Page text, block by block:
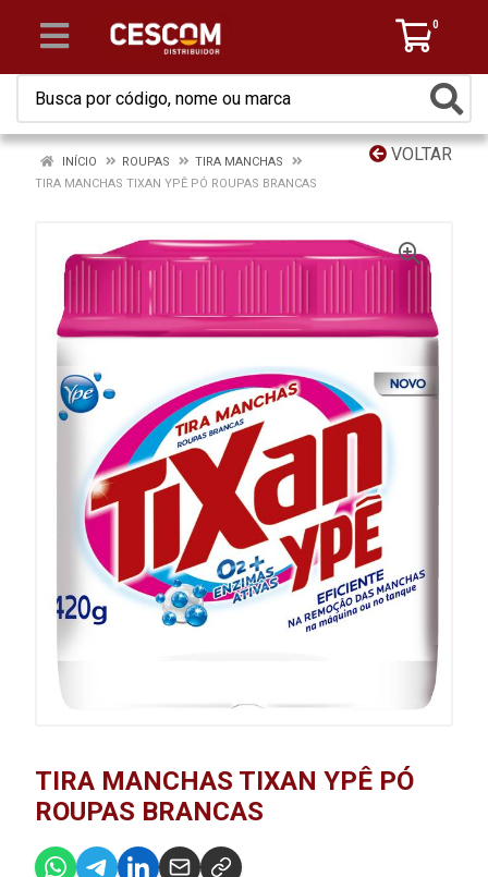
0
VOLTAR
INÍCIO ROUPAS
TIRA MANCHAS
TIRA MANCHAS TIXAN YPÊ PÓ ROUPAS BRANCAS
TIRA MANCHAS TIXAN YPÊ PÓ
ROUPAS BRANCAS